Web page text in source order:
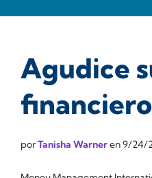
Agudice
financiero
porTanisha Warneren9/24/